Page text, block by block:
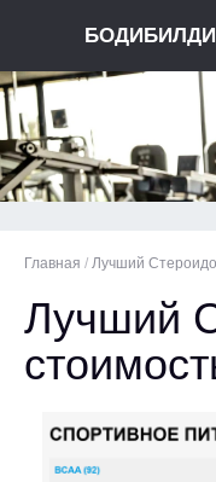
Главная / Лучший
Лучший